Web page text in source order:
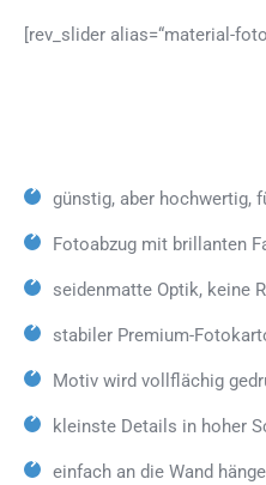
[rev_slider alias=“material-
günstig, aber hochwertig,
Fotoabzug mit brillanten
seidenmatte Optik, keine
stabiler Premium-
Motiv wird vollflächig
kleinste Details in hoher
einfach an die Wand